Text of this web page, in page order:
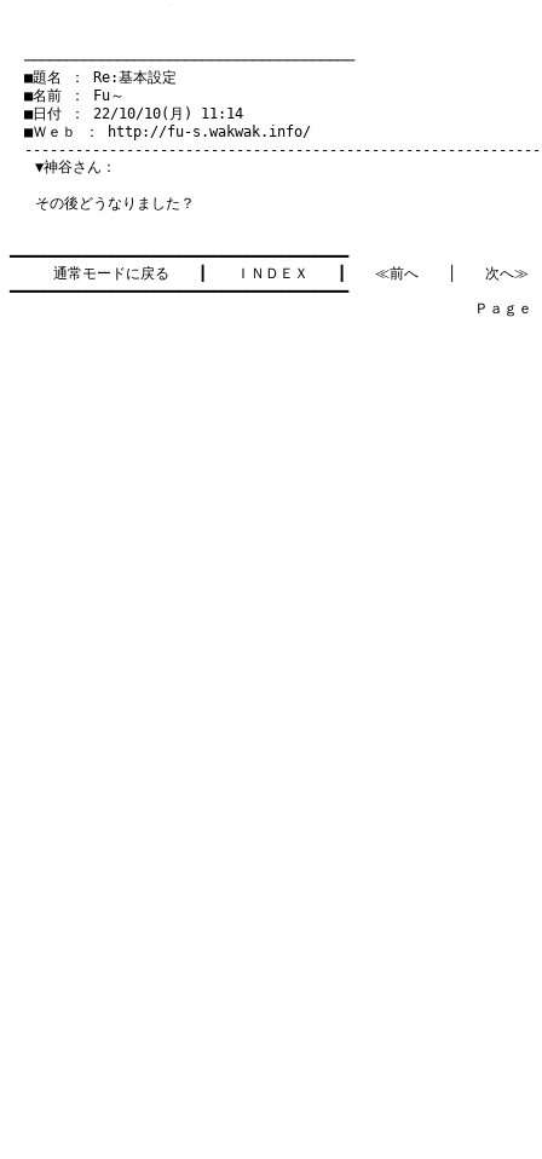
───────────────────────────────────────
■題名 ： Re:基本設定
■名前 ： Fu～
■日付 ： 22/10/10(月) 11:14
■Ｗｅｂ ：
http://fu-s.wakwak.info/
▼神谷さん：
その後どうなりました？
━━━━━━━━━━━━━━━━━━━━━━━━━━━━━━━━━━━━━━━━
通常モードに戻る
ＩＮＤＥＸ ≪前へ
次へ≫
━━━━━━━━━━━━━━━━━━━━━━━━━━━━━━━━━━━━━━━━
Ｐａｇｅ